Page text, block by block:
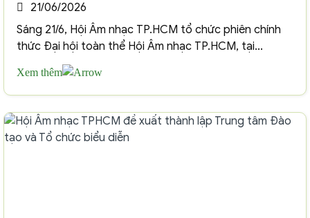
21/06/2026
Sáng 21/6, Hội Âm nhạc TP.HCM tổ chức phiên chính
thức Đại hội toàn thể Hội Âm nhạc TP.HCM, tại...
Xem thêm